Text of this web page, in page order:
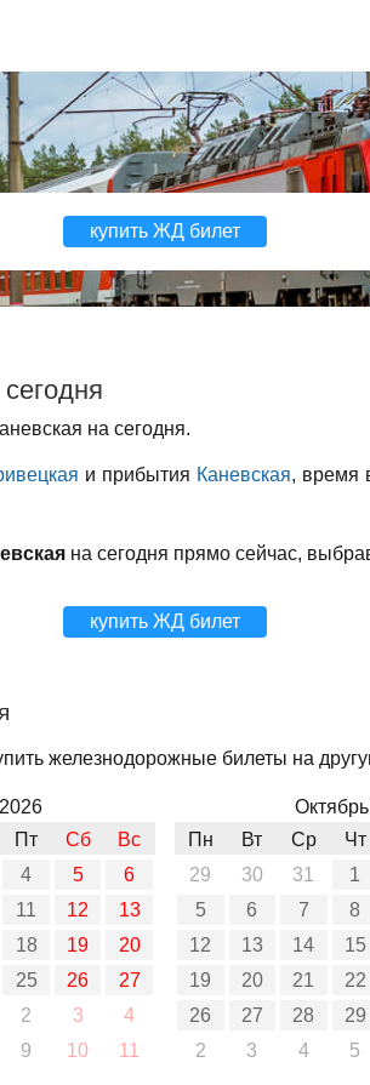
купить ЖД билет
на сегодня.
и прибытия Каневская, время
на сегодня прямо сейчас,
купить ЖД билет
железнодорожные билеты на
Пт Сб
Вс
4 5
6
11 12
13
18 19
20
25 26
27
2 3
4
9 10 11
Пн
Вт Ср Чт
29
30 31 1
5
6 7 8
12
13 14 15
19
20 21 22
26
27 28 29
2
3 4 5